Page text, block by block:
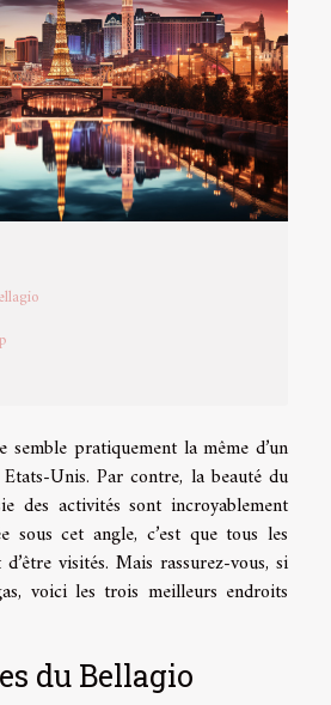
semble pratiquement la même d’un
Unis. Par contre, la beauté du
des activités sont incroyablement
sous cet angle, c’est que tous les
visités. Mais rassurez-vous, si
voici les trois meilleurs endroits
du Bellagio